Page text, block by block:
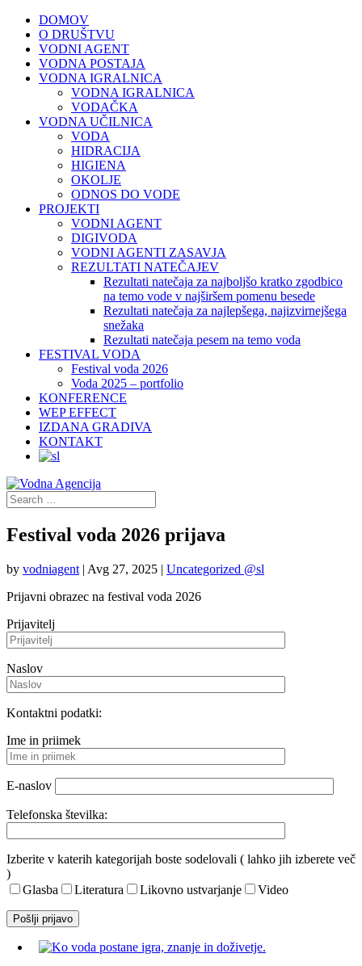
DOMOV
O DRUŠTVU
VODNI AGENT
VODNA POSTAJA
VODNA IGRALNICA
VODNA IGRALNICA
VODAČKA
VODNA UČILNICA
VODA
HIDRACIJA
HIGIENA
OKOLJE
ODNOS DO VODE
PROJEKTI
VODNI AGENT
DIGIVODA
VODNI AGENTI ZASAVJA
REZULTATI NATEČAJEV
Rezultati natečaja za najboljšo kratko zgodbico
na temo vode v najširšem pomenu besede
Rezultati natečaja za najlepšega, najizvirnejšega
snežaka
Rezultati natečaja pesem na temo voda
FESTIVAL VODA
Festival voda 2026
Voda 2025 – portfolio
KONFERENCE
WEP EFFECT
IZDANA GRADIVA
KONTAKT
Festival voda 2026 prijava
by vodniagent | Avg 27, 2025 | Uncategorized @sl
Prijavni obrazec na festival voda 2026
Prijavitelj
Naslov
Kontaktni podatki:
Ime in priimek
E-naslov
Telefonska številka:
Izberite v katerih kategorijah boste sodelovali ( lahko jih izberete več
)
Glasba
Literatura Likovno ustvarjanje Video